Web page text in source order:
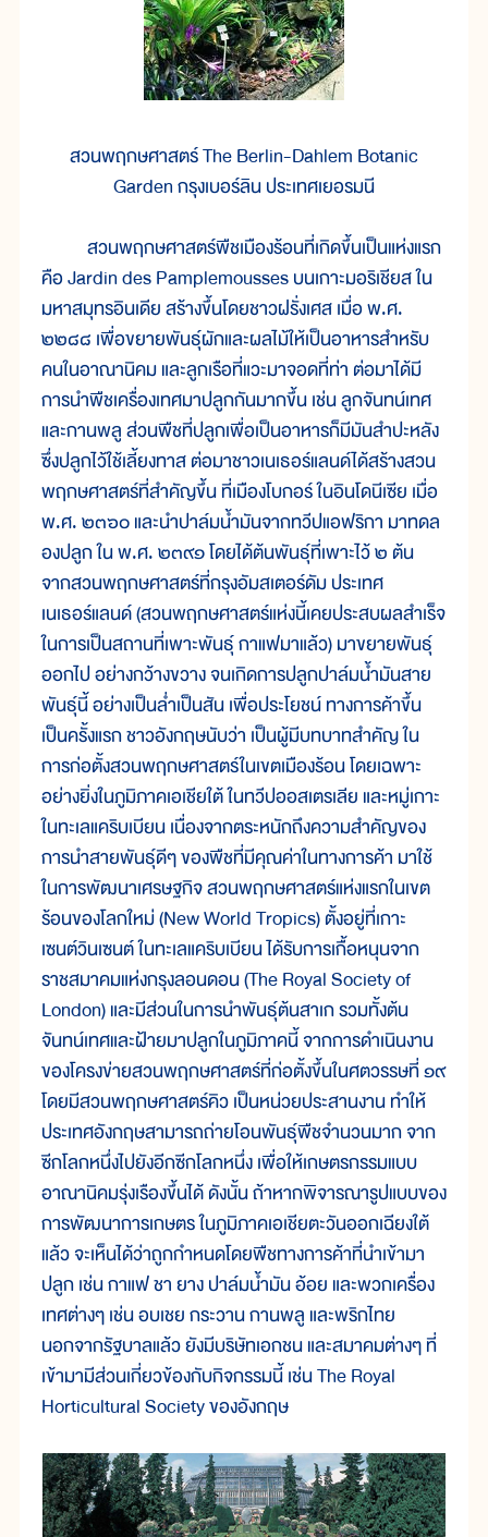
สวนพฤกษศาสตร์ The Berlin-Dahlem Botanic
Garden กรุงเบอร์ลิน ประเทศเยอรมนี
สวนพฤกษศาสตร์พืชเมืองร้อนที่เกิดขึ้นเป็นแห่งแรก
คือ Jardin des Pamplemousses บนเกาะมอริเชียส ใน
มหาสมุทรอินเดีย สร้างขึ้นโดยชาวฝรั่งเศส เมื่อ พ.ศ.
๒๒๘๘ เพื่อขยายพันธุ์ผักและผลไม้ให้เป็นอาหารสำหรับ
คนในอาณานิคม และลูกเรือที่แวะมาจอดที่ท่า ต่อมาได้มี
การนำพืชเครื่องเทศมาปลูกกันมากขึ้น เช่น ลูกจันทน์เทศ
และกานพลู ส่วนพืชที่ปลูกเพื่อเป็นอาหารก็มีมันสำปะหลัง
ซึ่งปลูกไว้ใช้เลี้ยงทาส ต่อมาชาวเนเธอร์แลนด์ได้สร้างสวน
พฤกษศาสตร์ที่สำคัญขึ้น ที่เมืองโบกอร์ ในอินโดนีเซีย เมื่อ
พ.ศ. ๒๓๖๐ และนำปาล์มน้ำมันจากทวีปแอฟริกา มาทดล
องปลูก ใน พ.ศ. ๒๓๙๑ โดยได้ต้นพันธุ์ที่เพาะไว้ ๒ ต้น
จากสวนพฤกษศาสตร์ที่กรุงอัมสเตอร์ดัม ประเทศ
เนเธอร์แลนด์ (สวนพฤกษศาสตร์แห่งนี้เคยประสบผลสำเร็จ
ในการเป็นสถานที่เพาะพันธุ์ กาแฟมาแล้ว) มาขยายพันธุ์
ออกไป อย่างกว้างขวาง จนเกิดการปลูกปาล์มน้ำมันสาย
พันธุ์นี้ อย่างเป็นล่ำเป็นสัน เพื่อประโยชน์ ทางการค้าขึ้น
เป็นครั้งแรก ชาวอังกฤษนับว่า เป็นผู้มีบทบาทสำคัญ ใน
การก่อตั้งสวนพฤกษศาสตร์ในเขตเมืองร้อน โดยเฉพาะ
อย่างยิ่งในภูมิภาคเอเชียใต้ ในทวีปออสเตรเลีย และหมู่เกาะ
ในทะเลแคริบเบียน เนื่องจากตระหนักถึงความสำคัญของ
การนำสายพันธุ์ดีๆ ของพืชที่มีคุณค่าในทางการค้า มาใช้
ในการพัฒนาเศรษฐกิจ สวนพฤกษศาสตร์แห่งแรกในเขต
ร้อนของโลกใหม่ (New World Tropics) ตั้งอยู่ที่เกาะ
เซนต์วินเซนต์ ในทะเลแคริบเบียน ได้รับการเกื้อหนุนจาก
ราชสมาคมแห่งกรุงลอนดอน (The Royal Society of
London) และมีส่วนในการนำพันธุ์ต้นสาเก รวมทั้งต้น
จันทน์เทศและฝ้ายมาปลูกในภูมิภาคนี้ จากการดำเนินงาน
ของโครงข่ายสวนพฤกษศาสตร์ที่ก่อตั้งขึ้นในศตวรรษที่ ๑๙
โดยมีสวนพฤกษศาสตร์คิว เป็นหน่วยประสานงาน ทำให้
ประเทศอังกฤษสามารถถ่ายโอนพันธุ์พืชจำนวนมาก จาก
ซีกโลกหนึ่งไปยังอีกซีกโลกหนึ่ง เพื่อให้เกษตรกรรมแบบ
อาณานิคมรุ่งเรืองขึ้นได้ ดังนั้น ถ้าหากพิจารณารูปแบบของ
การพัฒนาการเกษตร ในภูมิภาคเอเชียตะวันออกเฉียงใต้
แล้ว จะเห็นได้ว่าถูกกำหนดโดยพืชทางการค้าที่นำเข้ามา
ปลูก เช่น กาแฟ ชา ยาง ปาล์มน้ำมัน อ้อย และพวกเครื่อง
เทศต่างๆ เช่น อบเชย กระวาน กานพลู และพริกไทย
นอกจากรัฐบาลแล้ว ยังมีบริษัทเอกชน และสมาคมต่างๆ ที่
เข้ามามีส่วนเกี่ยวข้องกับกิจกรรมนี้ เช่น The Royal
Horticultural Society ของอังกฤษ